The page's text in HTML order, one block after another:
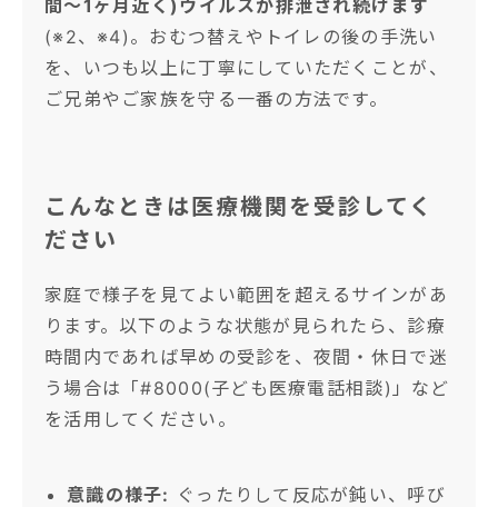
間〜1ヶ月近く)ウイルスが排泄され続けます
(※2、※4)。おむつ替えやトイレの後の手洗い
を、いつも以上に丁寧にしていただくことが、
ご兄弟やご家族を守る一番の方法です。
こんなときは医療機関を受診してく
ださい
家庭で様子を見てよい範囲を超えるサインがあ
ります。以下のような状態が見られたら、診療
時間内であれば早めの受診を、夜間・休日で迷
う場合は「#8000(子ども医療電話相談)」など
を活用してください。
意識の様子: ぐったりして反応が鈍い、呼び